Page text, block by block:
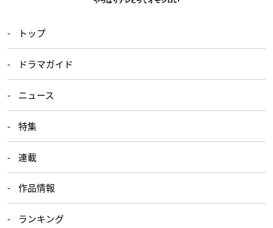
トップ
ドラマガイド
ニュース
特集
連載
作品情報
ランキング